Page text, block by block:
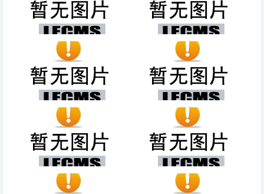
吃黑鱼为什么要剥皮，不去皮也
夏天喝什么汤降火，冰糖银耳汤
嚼槟榔的危害有哪些，导致神经
性的／损伤牙齿
只狼傀儡术怎么用（只狼傀儡术
商务厅是干什么的（山东省商务
厅是干什么的）
女人常吃什么坚果抗衰老，可以
吃核桃/松子/花生